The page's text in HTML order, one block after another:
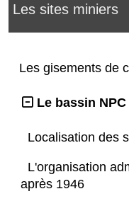
Les sites miniers
Les gisements de
Le bassin NPC
Localisation des
L'organisation
après 1946